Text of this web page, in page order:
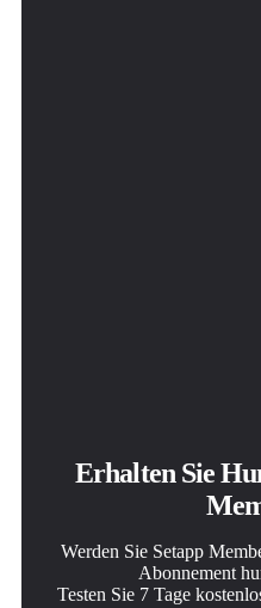
Erhalten Sie
Werden Sie Setapp
Abonnement
Testen Sie 7 Tage